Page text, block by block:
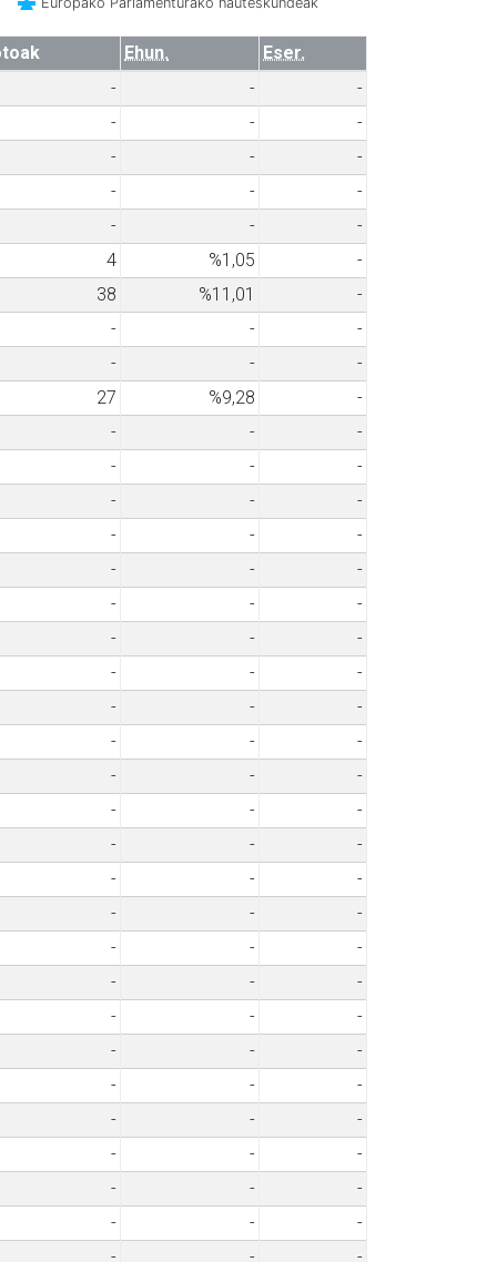
Ehun.
Eser.
- -
-
- -
-
- -
-
- -
-
- -
-
4 %1,05
-
38 %11,01
-
- -
-
- -
-
27 %9,28
-
- -
-
- -
-
- -
-
- -
-
- -
-
- -
-
- -
-
- -
-
- -
-
- -
-
- -
-
- -
-
- -
-
- -
-
- -
-
- -
-
- -
-
- -
-
- -
-
- -
-
- -
-
- -
-
- -
-
- -
-
- -
-